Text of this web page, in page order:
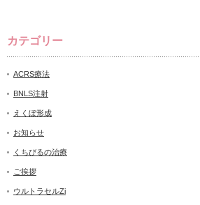
カテゴリー
ACRS療法
BNLS注射
えくぼ形成
お知らせ
くちびるの治療
ご挨拶
ウルトラセルZi